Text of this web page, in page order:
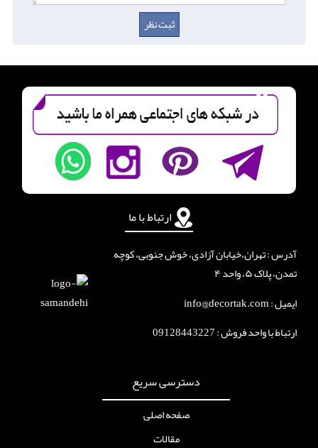
دسترسی سریع
صفحه اصلی
مقالات
ارتباط با ما
آدرس : تهران،خیابان آزادی، خوش جنوبی، کوچه
تمدن، پلاک ۵، واحد ۴
ایمیل : info@decortak.com
ارتباط با واحد فروش :09128443227